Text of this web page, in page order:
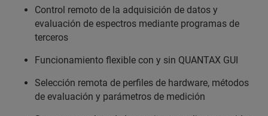
Control remoto de la adquisición de datos y
evaluación de espectros mediante programas de
terceros
Funcionamiento flexible con y sin QUANTAX GUI
Selección remota de perfiles de hardware, métodos
de evaluación y parámetros de medición